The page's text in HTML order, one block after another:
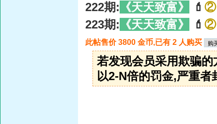
222期: 《天天致富》 💄 ②
223期: 《天天致富》 💄 ②
此帖售价 3800 金币,已有 2 人购买
若发现会员采用欺骗
以2-N倍的罚金,严重者